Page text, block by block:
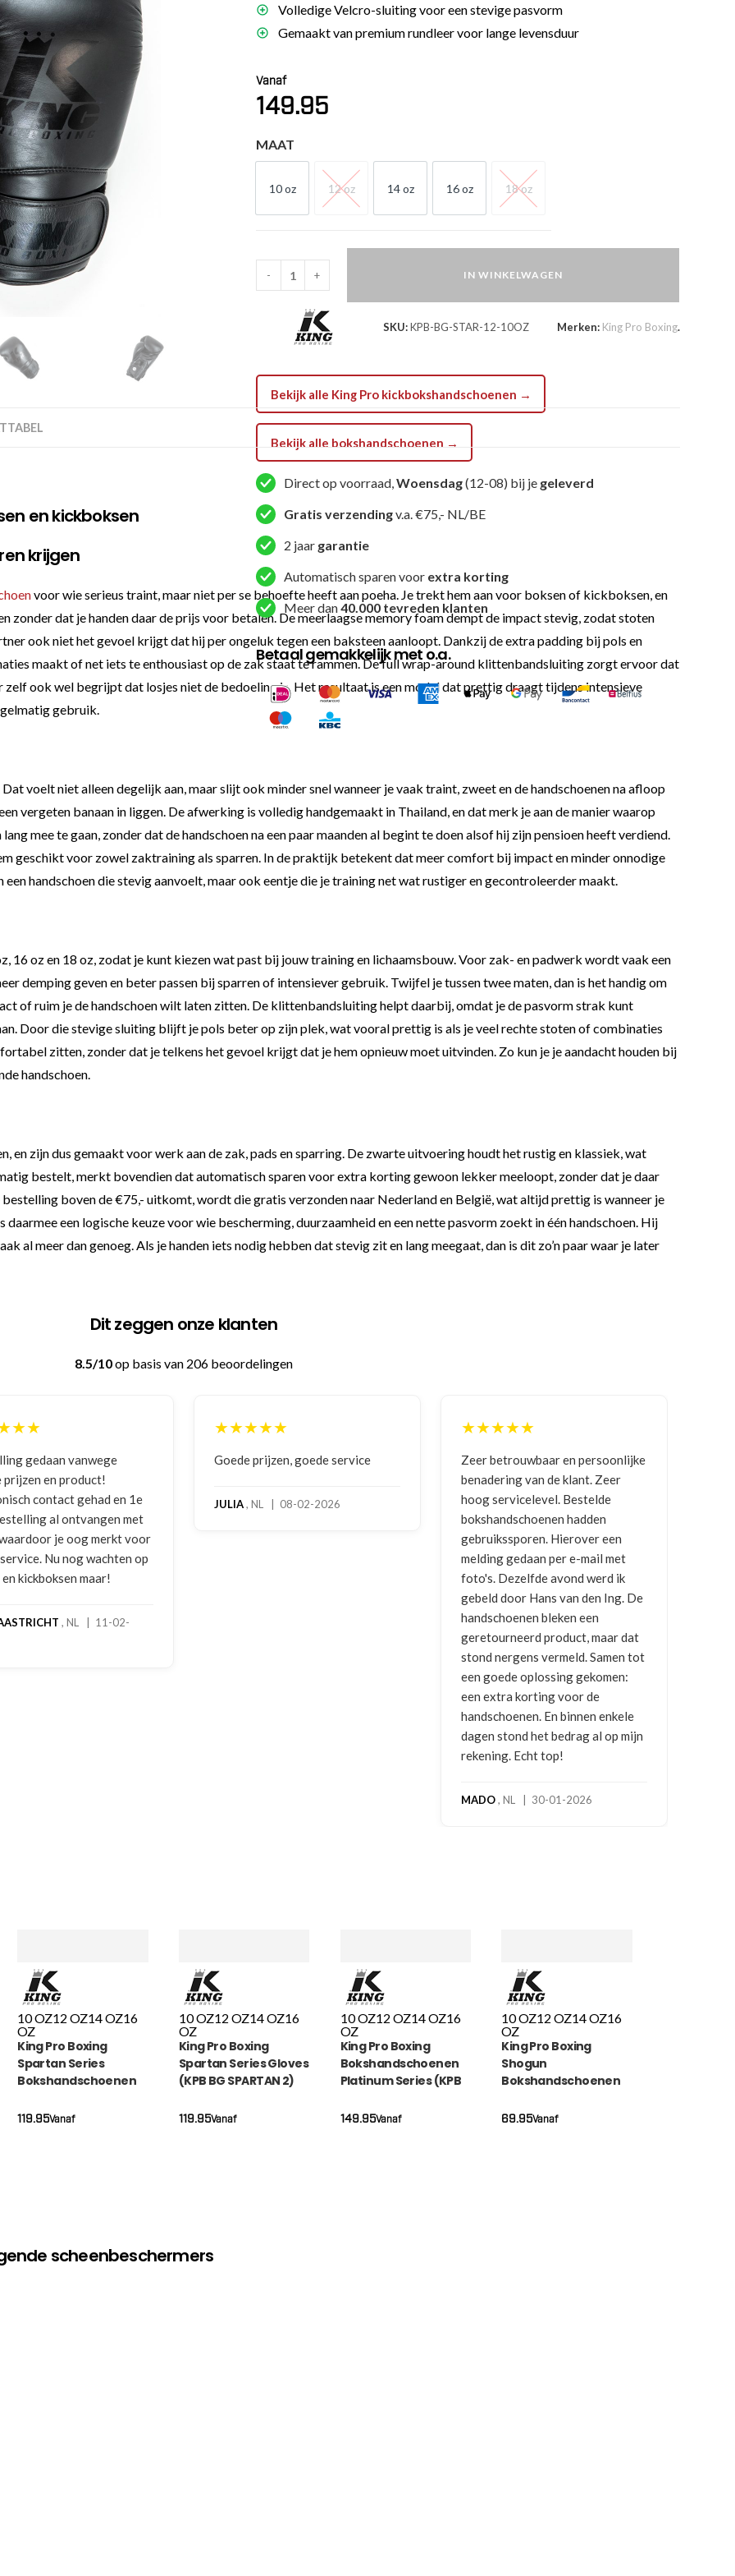
en pads
Volledige Velcro-sluiting voor een stevige pasvorm
Gemaakt van premium rundleer voor lange levensduur
Vanaf
149.95
MAAT
10 oz
10 OZ
12 oz
12 OZ
14 oz
14 OZ
16 oz
16 OZ
18 oz
18 OZ
12oz
(KPB
BG
STAR
aantal
- + IN WINKELWAGEN
SKU:KPB-BG-STAR-12-10OZ Merken: King Pro Boxing.
Bekijk alle King Pro kickbokshandschoenen →
Bekijk alle bokshandschoenen →
Direct op voorraad,Woensdag(12-08) bij je geleverd
Gratis verzendingv.a. €75,- NL/BE
2 jaar garantie
Automatisch sparen voor extra korting
Meer dan40.000 tevreden klanten
Betaal gemakkelijk met o.a.
en kickboksen
krijgen
voor wie serieus traint, maar niet per se behoefte heeft aan poeha. Je trekt hem aan voor boksen of kickboksen, en
zonder dat je handen daar de prijs voor betalen. De meerlaagse memory foam dempt de impact stevig, zodat stoten
ook niet het gevoel krijgt dat hij per ongeluk tegen een baksteen aanloopt. Dankzij de extra padding bij pols en
maakt of net iets te enthousiast op de zak staat te rammen. De full wrap-around klittenbandsluiting zorgt ervoor dat
ook wel begrijpt dat losjes niet de bedoeling is. Het resultaat is een model dat prettig draagt tijdens intensieve
gebruik.
voelt niet alleen degelijk aan, maar slijt ook minder snel wanneer je vaak traint, zweet en de handschoenen na afloop
vergeten banaan in liggen. De afwerking is volledig handgemaakt in Thailand, en dat merk je aan de manier waarop
mee te gaan, zonder dat de handschoen na een paar maanden al begint te doen alsof hij zijn pensioen heeft verdiend.
geschikt voor zowel zaktraining als sparren. In de praktijk betekent dat meer comfort bij impact en minder onnodige
een handschoen die stevig aanvoelt, maar ook eentje die je training net wat rustiger en gecontroleerder maakt.
16 oz en 18 oz, zodat je kunt kiezen wat past bij jouw training en lichaamsbouw. Voor zak- en padwerk wordt vaak een
demping geven en beter passen bij sparren of intensiever gebruik. Twijfel je tussen twee maten, dan is het handig om
of ruim je de handschoen wilt laten zitten. De klittenbandsluiting helpt daarbij, omdat je de pasvorm strak kunt
Door die stevige sluiting blijft je pols beter op zijn plek, wat vooral prettig is als je veel rechte stoten of combinaties
zitten, zonder dat je telkens het gevoel krijgt dat je hem opnieuw moet uitvinden. Zo kun je je aandacht houden bij
handschoen.
en zijn dus gemaakt voor werk aan de zak, pads en sparring. De zwarte uitvoering houdt het rustig en klassiek, wat
bestelt, merkt bovendien dat automatisch sparen voor extra korting gewoon lekker meeloopt, zonder dat je daar
boven de €75,- uitkomt, wordt die gratis verzonden naar Nederland en België, wat altijd prettig is wanneer je
een logische keuze voor wie bescherming, duurzaamheid en een nette pasvorm zoekt in één handschoen. Hij
al meer dan genoeg. Als je handen iets nodig hebben dat stevig zit en lang meegaat, dan is dit zo’n paar waar je later
Dit zeggen onze klanten
8.5/10op basis van 206 beoordelingen
prijzen, goede service
NL | 08-02-2026
★★★★★
Zeer betrouwbaar en persoonlijke
hoog servicelevel. Bestelde
★★★★★
Goede communicatie, artikel goed
ontvangen
NICO VERMUNICHT , BE | 29-01-
2026
10 OZ12 OZ14 OZ16
OZ
King Pro Boxing
Spartan Series
Bokshandschoenen
Vanaf
119.95
10 OZ12 OZ14 OZ16
OZ
King Pro Boxing
Spartan Series Gloves
(KPB BG SPARTAN 2)
Vanaf
119.95
10 OZ12 OZ14 OZ16
OZ
King Pro Boxing
Bokshandschoenen
Platinum Series (KPB
Vanaf
149.95
10 OZ12 OZ14 OZ16
OZ
King Pro Boxing
Shogun
Bokshandschoenen
Vanaf
69.95
scheenbeschermers